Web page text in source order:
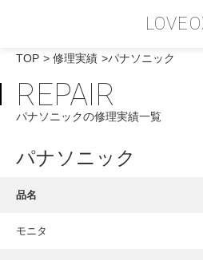
PHILOSOPHY
フィロソフィー
COMPANY
TOP 修理実績 パナソニック
REPAIR
パナソニックの修理実績一覧
パナソニック
品名
モニタ